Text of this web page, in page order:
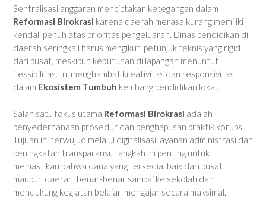
Sentralisasi anggaran menciptakan ketegangan dalam
Reformasi Birokrasi karena daerah merasa kurang memiliki
kendali penuh atas prioritas pengeluaran. Dinas pendidikan di
daerah seringkali harus mengikuti petunjuk teknis yang rigid
dari pusat, meskipun kebutuhan di lapangan menuntut
fleksibilitas. Ini menghambat kreativitas dan responsivitas
dalam Ekosistem Tumbuh kembang pendidikan lokal.
Salah satu fokus utama Reformasi Birokrasi adalah
penyederhanaan prosedur dan penghapusan praktik korupsi.
Tujuan ini terwujud melalui digitalisasi layanan administrasi dan
peningkatan transparansi. Langkah ini penting untuk
memastikan bahwa dana yang tersedia, baik dari pusat
maupun daerah, benar-benar sampai ke sekolah dan
mendukung kegiatan belajar-mengajar secara maksimal.